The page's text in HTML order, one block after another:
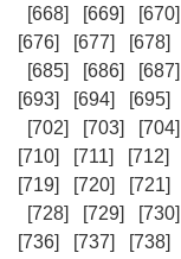
[668]
[669] [670]
[676]
[677] [678]
[685]
[686] [687]
[693]
[694] [695]
[702]
[703] [704]
[710]
[711] [712]
[719]
[720] [721]
[728]
[729] [730]
[736]
[737] [738]